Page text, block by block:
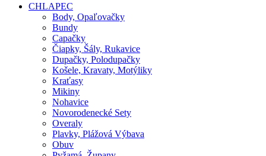
CHLAPEC
Body, Opaľovačky
Bundy
Capačky
Čiapky, Šály, Rukavice
Dupačky, Polodupačky
Košele, Kravaty, Motýliky
Kraťasy
Mikiny
Nohavice
Novorodenecké Sety
Overaly
Plavky, Plážová Výbava
Obuv